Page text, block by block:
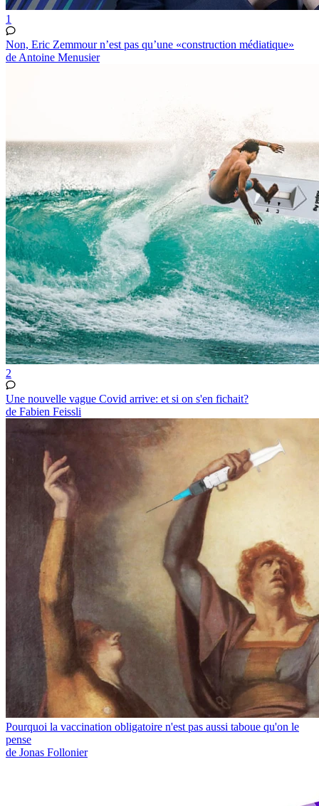
1
Non, Eric Zemmour n’est pas qu’une «construction médiatique»
de Antoine Menusier
2
Une nouvelle vague Covid arrive: et si on s'en fichait?
de Fabien Feissli
Pourquoi la vaccination obligatoire n'est pas aussi taboue qu'on le
pense
de Jonas Follonier